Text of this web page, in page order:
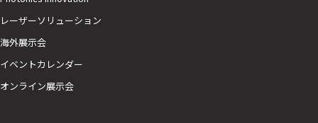
レーザーソリューション
海外展示会
イベントカレンダー
オンライン展示会